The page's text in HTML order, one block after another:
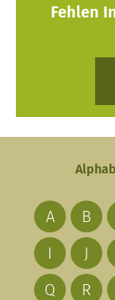
Fehlen
A B
I
J
Q
R